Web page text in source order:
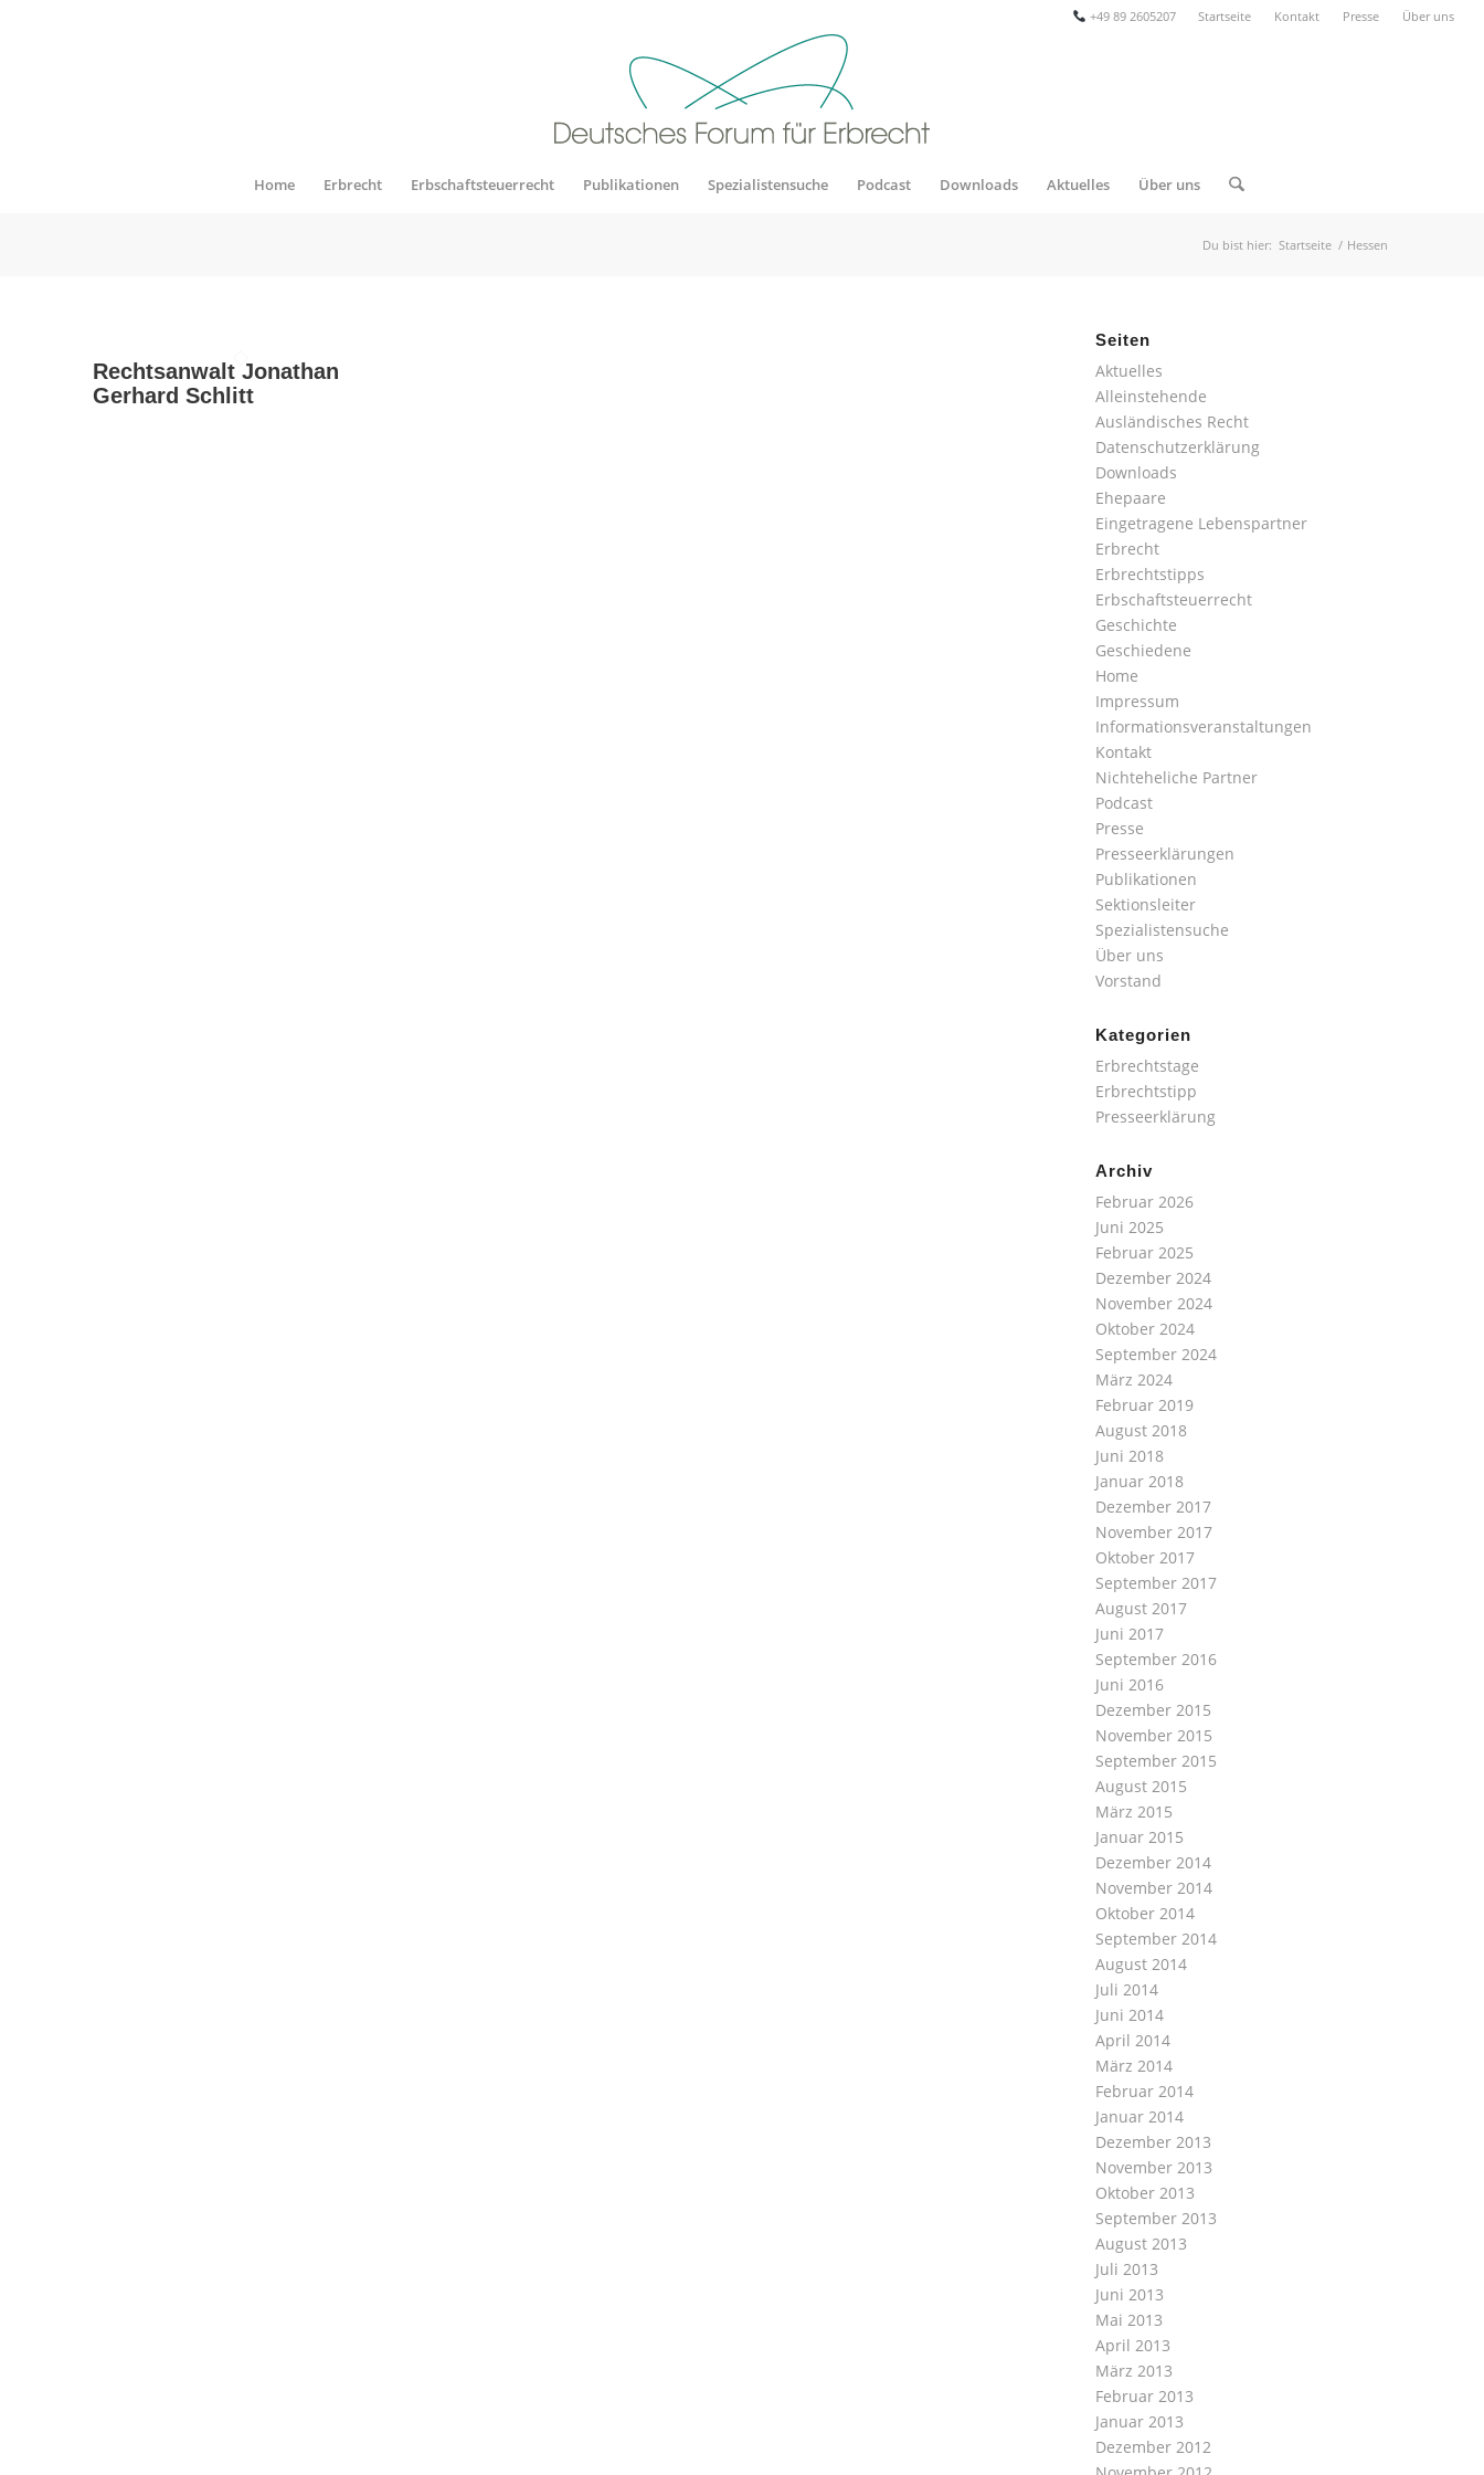
Startseite Kontakt Presse Über uns
+49 89 2605207
Home Erbrecht Erbschaftsteuerrecht Publikationen Spezialistensuche Podcast Downloads Aktuelles Über uns
Du bist hier: Startseite / Hessen
Rechtsanwalt Jonathan
Gerhard Schlitt
Seiten
Aktuelles
Alleinstehende
Ausländisches Recht
Datenschutzerklärung
Downloads
Ehepaare
Eingetragene Lebenspartner
Erbrecht
Erbrechtstipps
Erbschaftsteuerrecht
Geschichte
Geschiedene
Home
Impressum
Informationsveranstaltungen
Kontakt
Nichteheliche Partner
Podcast
Presse
Presseerklärungen
Publikationen
Sektionsleiter
Spezialistensuche
Über uns
Vorstand
Kategorien
Erbrechtstage
Erbrechtstipp
Presseerklärung
Archiv
Februar 2026
Juni 2025
Februar 2025
Dezember 2024
November 2024
Oktober 2024
September 2024
März 2024
Februar 2019
August 2018
Juni 2018
Januar 2018
Dezember 2017
November 2017
Oktober 2017
September 2017
August 2017
Juni 2017
September 2016
Juni 2016
Dezember 2015
November 2015
September 2015
August 2015
März 2015
Januar 2015
Dezember 2014
November 2014
Oktober 2014
September 2014
August 2014
Juli 2014
Juni 2014
April 2014
März 2014
Februar 2014
Januar 2014
Dezember 2013
November 2013
Oktober 2013
September 2013
August 2013
Juli 2013
Juni 2013
Mai 2013
April 2013
März 2013
Februar 2013
Januar 2013
Dezember 2012